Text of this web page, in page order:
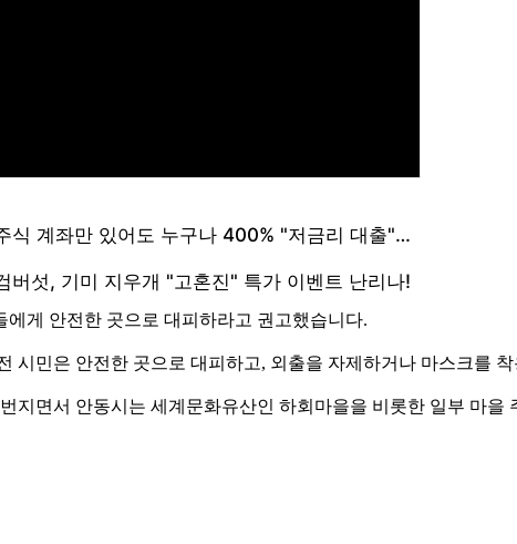
게 안전한 곳으로 대피하라고 권고했습니다.
시민은 안전한 곳으로 대피하고, 외출을 자제하거나 마스크를
지면서 안동시는 세계문화유산인 하회마을을 비롯한 일부 마을